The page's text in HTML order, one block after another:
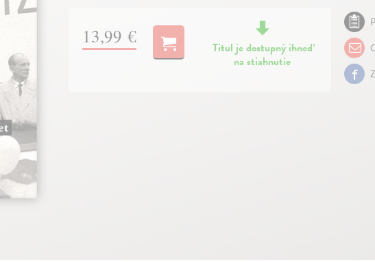
13,99 €
Titul je dostupný ihneď
na stiahnutie